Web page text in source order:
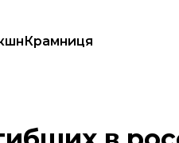
Крамниця